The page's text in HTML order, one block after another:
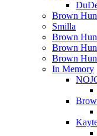
Brown
Smilla
Brown
Brown
Brown
In Memory